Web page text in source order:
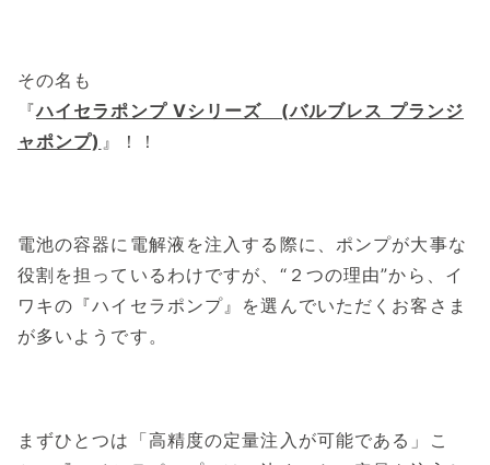
その名も
『ハイセラポンプ Vシリーズ (バルブレス プランジ
ャポンプ) 』！！
電池の容器に電解液を注入する際に、ポンプが大事な
役割を担っているわけですが、“２つの理由”から、イ
ワキの『ハイセラポンプ』を選んでいただくお客さま
が多いようです。
まずひとつは「高精度の定量注入が可能である」こ